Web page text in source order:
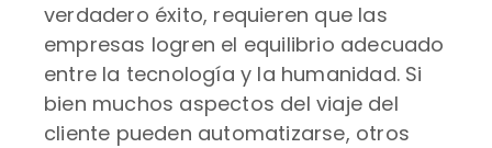
verdadero éxito, requieren que las
empresas logren el equilibrio adecuado
entre la tecnología y la humanidad. Si
bien muchos aspectos del viaje del
cliente pueden automatizarse, otros